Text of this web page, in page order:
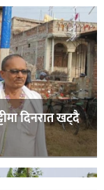
दिनरात खट्दै